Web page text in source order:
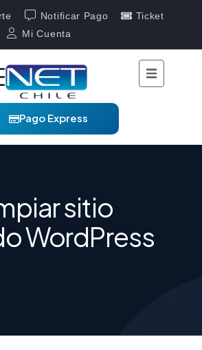
Notificar Pago
Ticket
Mi Cuenta
Pago Express
sitio
WordPress